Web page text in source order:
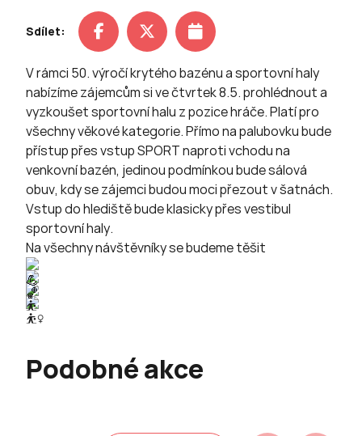
Sdílet:
V rámci 50. výročí krytého bazénu a sportovní haly
nabízíme zájemcům si ve čtvrtek 8.5. prohlédnout a
vyzkoušet sportovní halu z pozice hráče. Platí pro
všechny věkové kategorie. Přímo na palubovku bude
přístup přes vstup SPORT naproti vchodu na
venkovní bazén, jedinou podmínkou bude sálová
obuv, kdy se zájemci budou moci přezout v šatnách.
Vstup do hlediště bude klasicky přes vestibul
sportovní haly.
Na všechny návštěvníky se budeme těšit
Podobné akce